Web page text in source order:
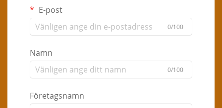
E-post
0/100
Namn
0/100
Företagsnamn